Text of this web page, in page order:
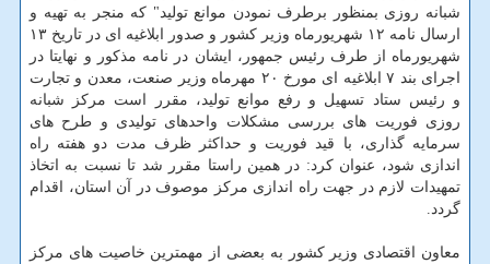
شبانه روزی بمنظور برطرف نمودن موانع تولید" که منجر به تهیه و
ارسال نامه ۱۲ شهریورماه وزیر کشور و صدور ابلاغیه ای در تاریخ ۱۳
شهریورماه از طرف رئیس جمهور، ایشان در نامه مذکور و نهایتا در
اجرای بند ۷ ابلاغیه ای مورخ ۲۰ مهرماه وزیر صنعت، معدن و تجارت
و رئیس ستاد تسهیل و رفع موانع تولید، مقرر است مرکز شبانه
روزی فوریت های بررسی مشکلات واحدهای تولیدی و طرح های
سرمایه گذاری، با قید فوریت و حداکثر ظرف مدت دو هفته راه
اندازی شود، عنوان کرد: در همین راستا مقرر شد تا نسبت به اتخاذ
تمهیدات لازم در جهت راه اندازی مرکز موصوف در آن استان، اقدام
گردد.
معاون اقتصادی وزیر کشور به بعضی از مهمترین خاصیت های مرکز